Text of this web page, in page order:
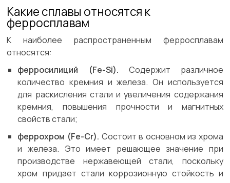
Какие сплавы относятся к
ферросплавам
К наиболее распространенным ферросплавам
относятся:
ферросилиций (Fe-Si). Содержит различное
количество кремния и железа. Он используется
для раскисления стали и увеличения содержания
кремния, повышения прочности и магнитных
свойств стали;
феррохром (Fe-Cr). Состоит в основном из хрома
и железа. Это имеет решающее значение при
производстве нержавеющей стали, поскольку
хром придает стали коррозионную стойкость и